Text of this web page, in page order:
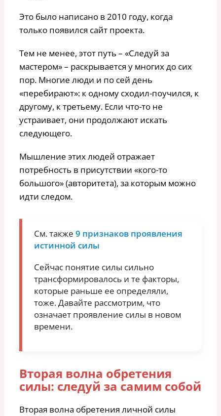
Это было написано в 2010 году, когда
только появился сайт проекта.
Тем не менее, этот путь – «Следуй за
мастером» – раскрывается у многих до сих
пор. Многие люди и по сей день
«перебирают»: к одному сходил-поучился, к
другому, к третьему. Если что-то не
устраивает, они продолжают искать
следующего.
Мышление этих людей отражает
потребность в присутствии «кого-то
большого» (авторитета), за которым можно
идти следом.
См. также 9 признаков проявления
истинной силы
Сейчас понятие силы сильно
трансформировалось и те факторы,
которые раньше ее определяли,
тоже. Давайте рассмотрим, что
означает проявление силы в новом
времени.
Вторая волна обретения
силы: следуй за самим собой
Вторая волна обретения личной силы